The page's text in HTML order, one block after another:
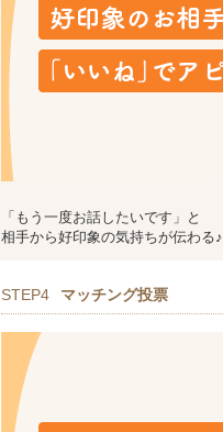
「もう一度お話したいです」と
相手から好印象の気持ちが伝わる♪
STEP4 マッチング投票